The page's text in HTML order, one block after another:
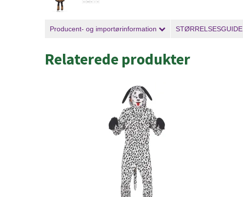
Producent- og importørinformation STØRRELSESGUIDE
Relaterede produkter